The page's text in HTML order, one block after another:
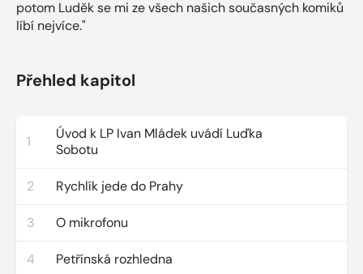
potom Luděk se mi ze všech našich současných komiků
líbí nejvíce."
Přehled kapitol
1
Úvod k LP Ivan Mládek uvádí Luďka
Sobotu
2 Rychlík jede do Prahy
3 O mikrofonu
4 Petřínská rozhledna